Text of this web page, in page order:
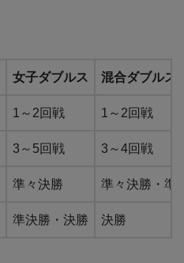
女子ダブルス 混合ダブルス
1～2回戦 1～2回戦
3～5回戦 3～4回戦
準々決勝 準々決勝・準
準決勝・決勝 決勝